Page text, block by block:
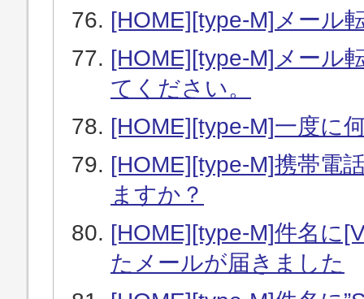
[HOME][type-M]メール
[HOME][type-M]メール
てください。
[HOME][type-M]一度に
[HOME][type-M]携帯電
ますか？
[HOME][type-M]件名に
たメールが届きました